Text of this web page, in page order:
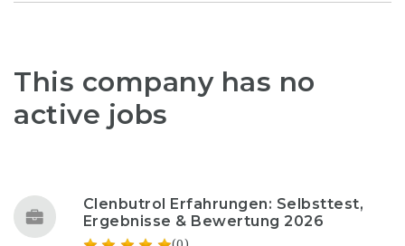
This company has no
active jobs
Clenbutrol Erfahrungen: Selbsttest,
Ergebnisse & Bewertung 2026